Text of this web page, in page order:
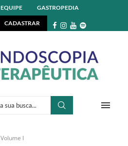
EQUIPE GASTROPEDIA
CADASTRAR
Volume I